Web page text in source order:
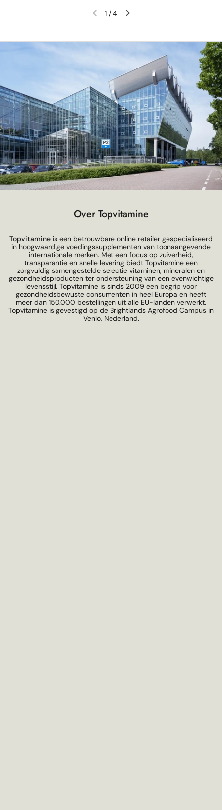
Vorige diaVolgende dia
1 / 4
Over Topvitamine
Topvitamine is een betrouwbare online retailer gespecialiseerd
in hoogwaardige voedingssupplementen van toonaangevende
internationale merken. Met een focus op zuiverheid,
transparantie en snelle levering biedt Topvitamine een
zorgvuldig samengestelde selectie vitaminen, mineralen en
gezondheidsproducten ter ondersteuning van een evenwichtige
levensstijl. Topvitamine is sinds 2009 een begrip voor
gezondheidsbewuste consumenten in heel Europa en heeft
meer dan 150.000 bestellingen uit alle EU-landen verwerkt.
Topvitamine is gevestigd op de Brightlands Agrofood Campus in
Venlo, Nederland.